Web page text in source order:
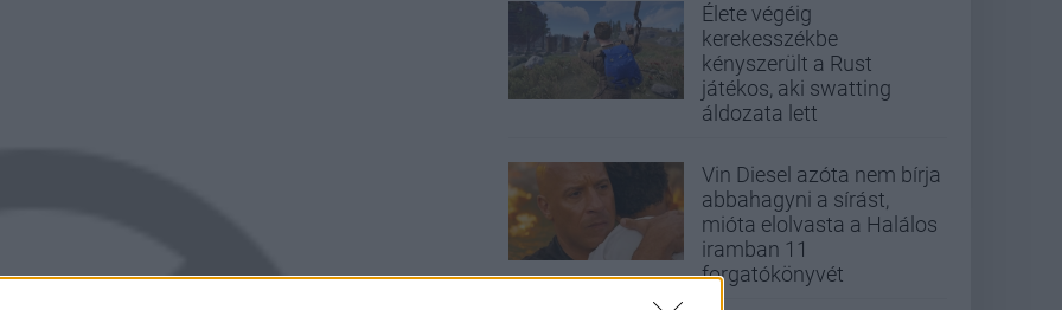
Élete végéig
kerekesszékbe
kényszerült a Rust
játékos, aki swatting
áldozata lett
Vin Diesel azóta nem bírja
abbahagyni a sírást,
mióta elolvasta a Halálos
iramban 11
forgatókönyvét